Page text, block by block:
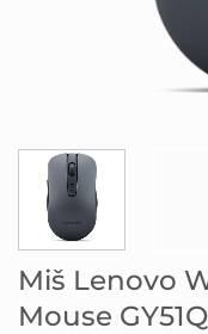
Miš Lenovo
Mouse